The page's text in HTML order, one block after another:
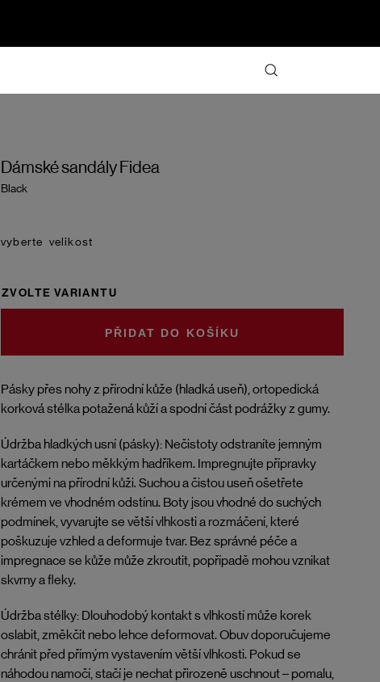
Dámské sandály Fidea
Black
Pásky přes nohy z přírodní kůže (hladká useň), ortopedická
korková stélka potažená kůží a spodní část podrážky z gumy.
Údržba hladkých usní (pásky): Nečistoty odstraníte jemným
kartáčkem nebo měkkým hadříkem. Impregnujte přípravky
určenými na přírodní kůži. Suchou a čistou useň ošetřete
krémem ve vhodném odstínu. Boty jsou vhodné do suchých
podmínek, vyvarujte se větší vlhkosti a rozmáčení, které
poškuzuje vzhled a deformuje tvar. Bez správné péče a
impregnace se kůže může zkroutit, popřípadě mohou vznikat
skvrny a fleky.
Údržba stélky: Dlouhodobý kontakt s vlhkostí může korek
oslabit, změkčit nebo lehce deformovat. Obuv doporučujeme
chránit před přímým vystavením větší vlhkosti. Pokud se
náhodou namočí, stačí je nechat přirozeně uschnout – pomalu,
velikost
ZVOLTE VARIANTU
DO KOŠÍKU